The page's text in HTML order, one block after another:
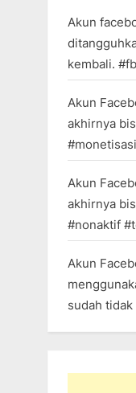
Akun
kembali.
Akun
akhirnya
Akun
akhirnya
#nonaktif
Akun
sudah